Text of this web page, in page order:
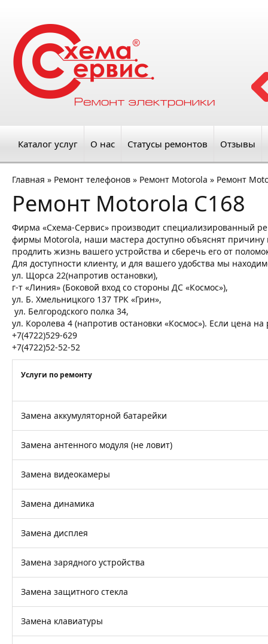
Каталог услуг О нас Статусы ремонтов Отзывы
Главная » Ремонт телефонов » Ремонт Motorola » Ремонт
Ремонт Motorola C168
Фирма «Схема-Сервис» производит специализированный
фирмы Motorola, наши мастера доступно объяснят причину
продлить жизнь вашего устройства и сберечь его от
Для доступности клиенту, и для вашего удобства мы
ул. Щорса 22(напротив остановки),
г-т «Линия» (Боковой вход со стороны ДС «Космос»),
ул. Б. Хмельницкого 137 ТРК «Грин»,
ул. Белгородского полка 34,
ул. Королева 4 (напротив остановки «Космос»). Если цена
+7(4722)529-629
+7(4722)52-52-52
Услуги по ремонту
Замена аккумуляторной батарейки
Замена антенного модуля (не ловит)
Замена видеокамеры
Замена динамика
Замена дисплея
Замена зарядного устройства
Замена защитного стекла
Замена клавиатуры